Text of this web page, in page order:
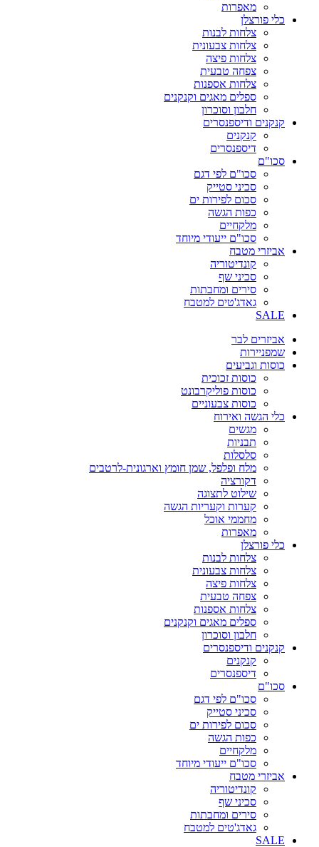
מאפרות
כלי פורצלן
צלחות לבנות
צלחות צבעונית
צלחות פיצה
צפחה טבעית
צלחות אספנות
ספלים מאגים וקנקנים
חלבון וסוכרון
קנקנים ודיספנסרים
קנקנים
דיספנסרים
סכו"ם
סכו"ם לפי דגם
סכיני סטייק
סכום לפירות ים
כפות הגשה
מלקחיים
סכו"ם ייעודי מיוחד
אביזרי מטבח
קונדיטוריה
סכיני שף
סירים ומחבתות
גאדג'טים למטבח
SALE
אביזרים לבר
שמפניירות
כוסות וגביעים
כוסות זכוכית
כוסות פוליקרבונט
כוסות צבעוניים
כלי הגשה ואירוח
מגשים
תבניות
סלסלות
מלח ופלפל, שמן חומץ וארגונית-לרטבים
דקורציה
שילוט לתצוגה
קערות וקעריות הגשה
מחממי אוכל
מאפרות
כלי פורצלן
צלחות לבנות
צלחות צבעונית
צלחות פיצה
צפחה טבעית
צלחות אספנות
ספלים מאגים וקנקנים
חלבון וסוכרון
קנקנים ודיספנסרים
קנקנים
דיספנסרים
סכו"ם
סכו"ם לפי דגם
סכיני סטייק
סכום לפירות ים
כפות הגשה
מלקחיים
סכו"ם ייעודי מיוחד
אביזרי מטבח
קונדיטוריה
סכיני שף
סירים ומחבתות
גאדג'טים למטבח
SALE